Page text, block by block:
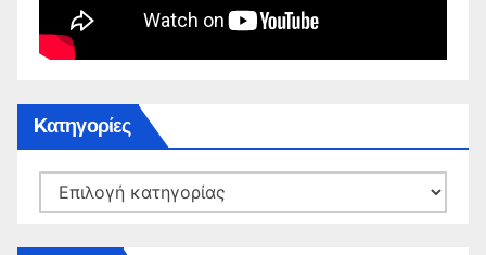
Kατηγορίες
Kατηγορίες